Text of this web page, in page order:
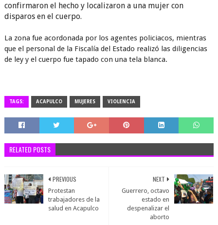
confirmaron el hecho y localizaron a una mujer con
disparos en el cuerpo.
La zona fue acordonada por los agentes policiacos, mientras
que el personal de la Fiscalía del Estado realizó las diligencias
de ley y el cuerpo fue tapado con una tela blanca.
TAGS: ACAPULCO MUJERES VIOLENCIA
RELATED POSTS
NEXT
Guerrero, octavo
estado en
despenalizar el
aborto
PREVIOUS
Protestan
trabajadores de la
salud en Acapulco